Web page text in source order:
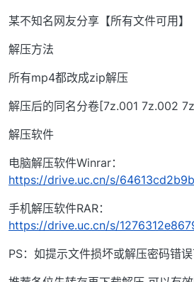
某不知名网友分享【所有文件可用】
解压方法
所有mp4都改成zip解压
解压后的同名分卷[7z.001 7z.002
解压软件
电脑解压软件Winrar：
https://drive.uc.cn/s/
手机解压软件RAR：
https://drive.uc.cn/s/
PS：如提示文件损坏或解压密码错